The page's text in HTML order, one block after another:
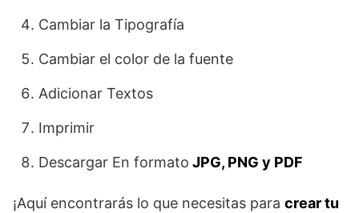
Cambiar la Tipografía
Cambiar el color de la fuente
Adicionar Textos
Imprimir
Descargar En formato JPG, PNG y PDF
¡Aquí encontrarás lo que necesitas para crear tu